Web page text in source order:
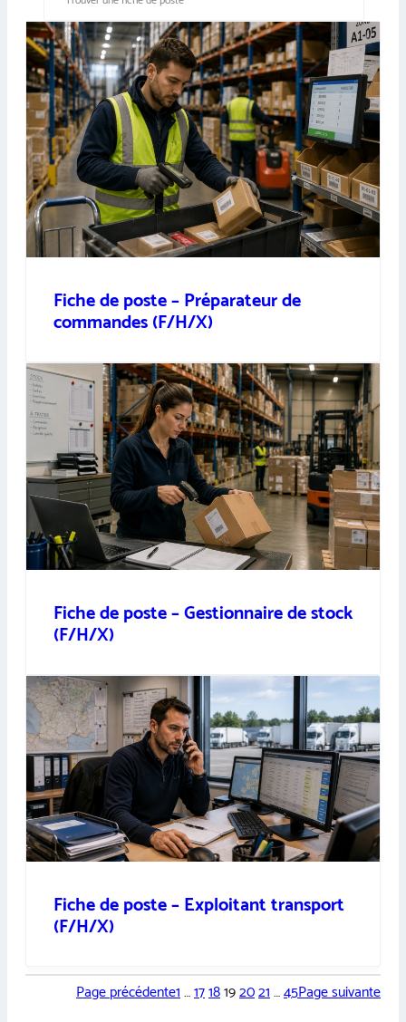
Fiche de poste – Préparateur de
commandes (F/H/X)
Fiche de poste – Gestionnaire de stock
(F/H/X)
Fiche de poste – Exploitant transport
(F/H/X)
Page précédente1…1718192021…45Page suivante